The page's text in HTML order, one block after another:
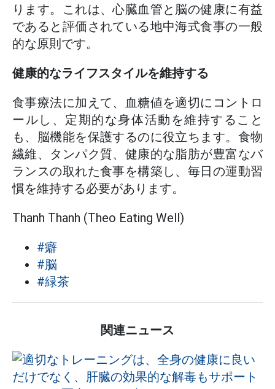
ります。これは、心臓血管と脳の健康に有益
であると評価されている地中海式食事の一般
的な原則です。
健康的なライフスタイルを維持する
食事療法に加えて、血糖値を適切にコントロ
ールし、定期的な身体活動を維持すること
も、脳機能を保護するのに役立ちます。食物
繊維、タンパク質、健康的な脂肪が豊富なバ
ランスの取れた食事を構築し、毎日の運動習
慣を維持する必要があります。
Thanh Thanh (Theo Eating Well)
#癖
#脳
#緑茶
関連ニュース